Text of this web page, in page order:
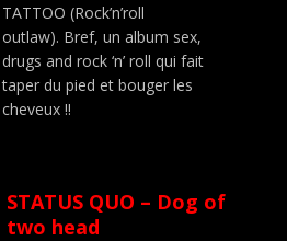
TATTOO (Rock’n’roll
outlaw). Bref, un album sex,
drugs and rock ‘n’ roll qui fait
taper du pied et bouger les
cheveux !!
STATUS QUO – Dog of
two head